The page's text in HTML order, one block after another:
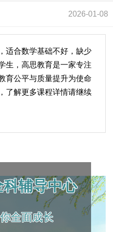
2026-01-08
适合数学基础不好，缺少
生，高思教育是一家专注
育公平与质量提升为使命
了解更多课程详情请继续
辅导中心
全面成长